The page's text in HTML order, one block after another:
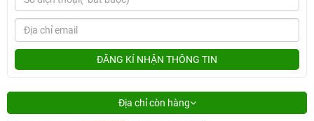
ĐĂNG KÍ NHẬN THÔNG TIN
Địa chỉ còn hàng